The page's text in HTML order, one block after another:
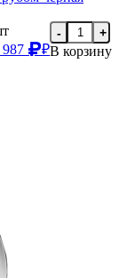
987
₽
- +
В корзину